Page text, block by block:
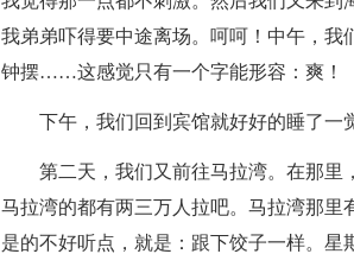
我弟弟吓得要中途离场。呵呵！中午，
钟摆……这感觉只有一个字能形容：爽！
下午，我们回到宾馆就好好的睡了一
第二天，我们又前往马拉湾。在那里
马拉湾的都有两三万人拉吧。马拉湾那里
是的不好听点，就是：跟下饺子一样。